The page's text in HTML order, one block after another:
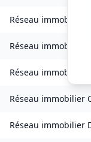
Réseau immobilier
Réseau immobilier
Réseau immobilier
Réseau immobilier
Réseau immobilier